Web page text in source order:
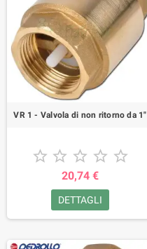
VR 1 - Valvola di non ritorno da 1"
    
20,74 €
DETTAGLI